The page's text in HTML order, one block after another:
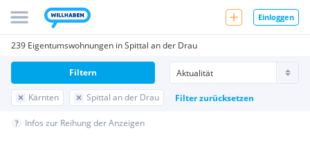
Einloggen
239 Eigentumswohnungen in Spittal an der Drau
Kärnten Spittal an der Drau Filter zurücksetzen
Filtern
Infos zur Reihung der Anzeigen